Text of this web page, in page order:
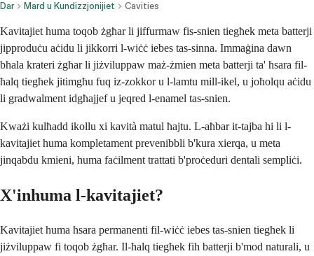
Dar Mard u Kundizzjonijiet Cavities
Kavitajiet huma toqob żgħar li jiffurmaw fis-snien tiegħek meta batterji
jipproduċu aċidu li jikkorri l-wiċċ iebes tas-sinna. Immaġina dawn
bħala krateri żgħar li jiżviluppaw maż-żmien meta batterji ta' ħsara fil-
ħalq tiegħek jitimgħu fuq iz-zokkor u l-lamtu mill-ikel, u joħolqu aċidu
li gradwalment idgħajjef u jeqred l-enamel tas-snien.
Kważi kulħadd ikollu xi kavità matul ħajtu. L-aħbar it-tajba hi li l-
kavitajiet huma kompletament prevenibbli b'kura xierqa, u meta
jinqabdu kmieni, huma faċilment trattati b'proċeduri dentali sempliċi.
X'inhuma l-kavitajiet?
Kavitajiet huma ħsara permanenti fil-wiċċ iebes tas-snien tiegħek li
jiżviluppaw fi toqob żgħar. Il-ħalq tiegħek fih batterji b'mod naturali, u